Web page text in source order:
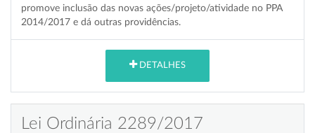
promove inclusão das novas ações/projeto/atividade no PPA
2014/2017 e dá outras providências.
DETALHES
Lei Ordinária 2289/2017